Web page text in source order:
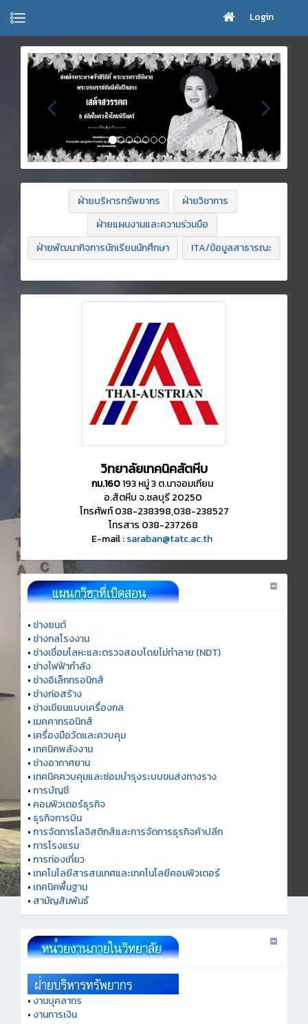
Login
ฝ่ายบริหารทรัพยากร
ฝ่ายวิชาการ
ฝ่ายแผนงานและความร่วมมือ
ฝ่ายพัฒนากิจการนักเรียนนักศึกษา
ITA/ข้อมูลสาธารณะ
วิทยาลัยเทคนิคสัตหีบ
กม.160193 หมู่ 3 ต.นาจอมเทียน
อ.สัตหีบ จ.ชลบุรี 20250
โทรศัพท์ 038-238398,038-238527
โทรสาร 038-237268
E-mail :saraban@tatc.ac.th
• ช่างยนต์
• ช่างกลโรงงาน
• ช่างเชื่อมโลหะและตรวจสอบโดยไม่ทำลาย (NDT)
• ช่างไฟฟ้ากำลัง
• ช่างอิเล็กทรอนิกส์
• ช่างก่อสร้าง
• ช่างเขียนแบบเครื่องกล
• เมคคาทรอนิกส์
• เครื่องมือวัดและควบคุม
• เทคนิคพลังงาน
• ช่างอากาศยาน
• เทคนิคควบคุมและซ่อมบำรุงระบบขนส่งทางราง
•การบัญชี
• คอมพิวเตอร์ธุรกิจ
• ธุรกิจการบิน
•การจัดการโลจิสติกส์และการจัดการธุรกิจค้าปลีก
•การโรงแรม
•การท่องเที่ยว
• เทคโนโลยีสารสนเทศและเทคโนโลยีคอมพิวเตอร์
• เทคนิคพื้นฐาน
• สามัญสัมพันธ์
•งานบุคลากร
•งานการเงิน